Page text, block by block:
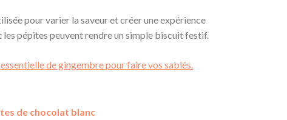
pour varier la saveur et créer une expérience
pépites peuvent rendre un simple biscuit festif.
de gingembre pour faire vos sablés.
de chocolat blanc